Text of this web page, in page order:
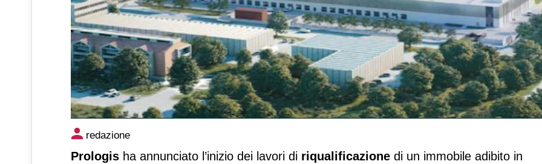
Prologis riqualifica un immobile acquisito a Roma
redazione
Prologis ha annunciato l’inizio dei lavori di riqualificazione di un immobile adibito in